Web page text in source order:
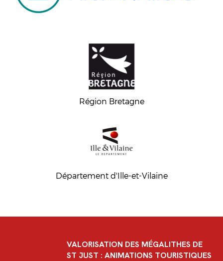
Région Bretagne
Département d'Ille-et-Vilaine
VALORISATION DES MÉGALITHES DE
ST JUST : ANIMATIONS TOURISTIQUES